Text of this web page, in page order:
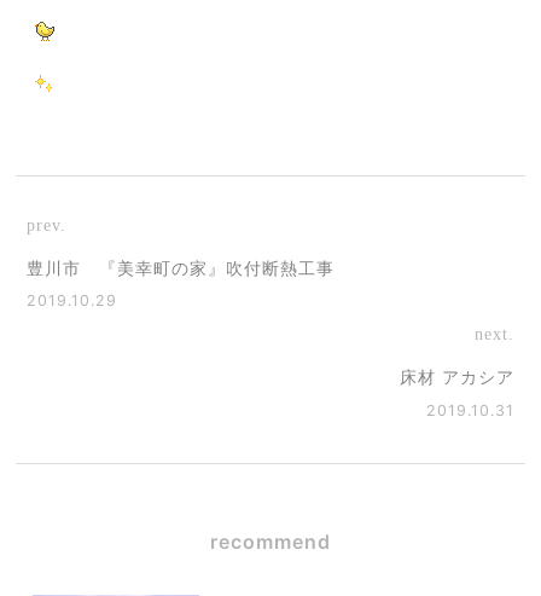
prev.
豊川市 『美幸町の家』吹付断熱工事
2019.10.29
next.
床材 アカシア
2019.10.31
recommend